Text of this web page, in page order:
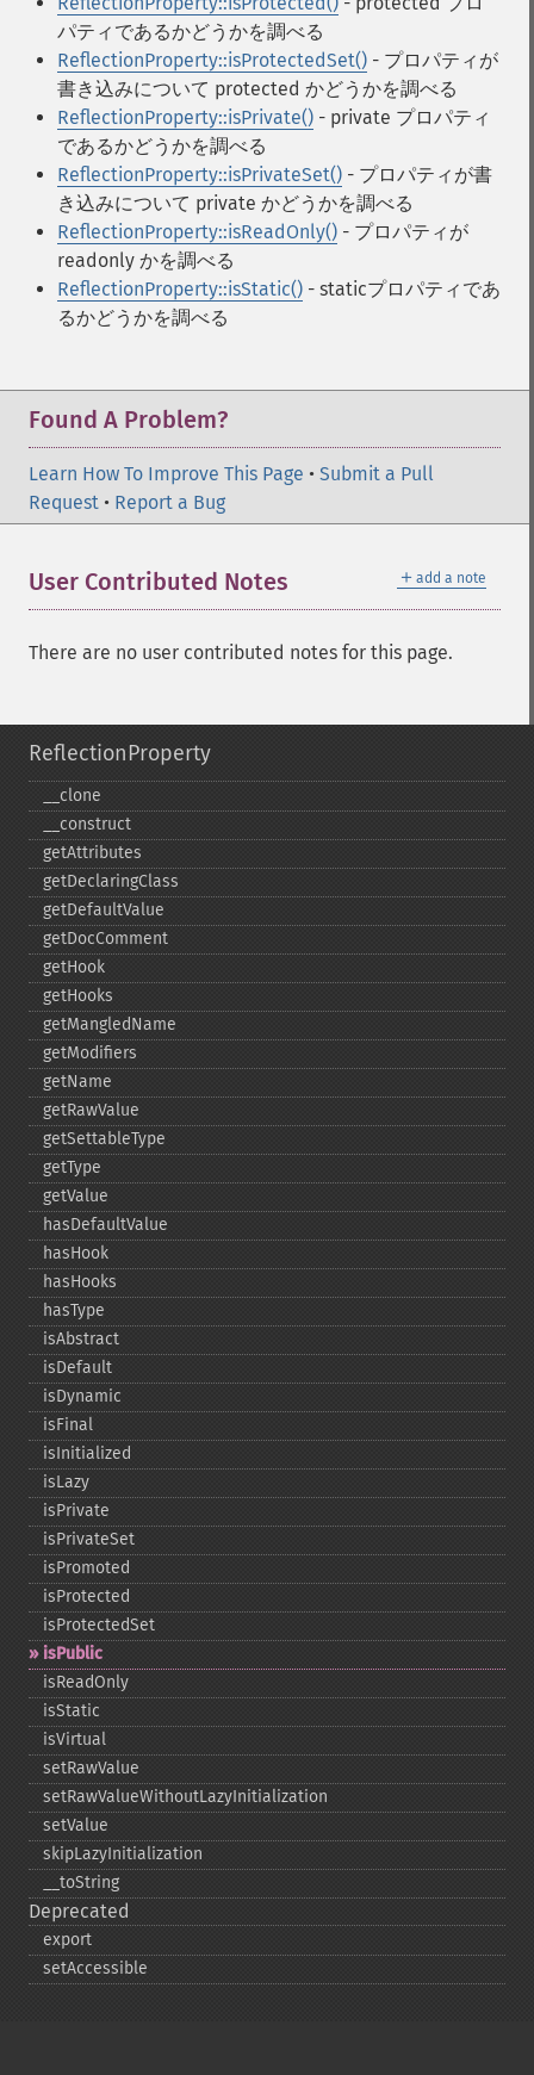
パティであるかどうかを調べる
ReflectionProperty::isProtectedSet() - プロパティが
書き込みについて protected かどうかを調べる
ReflectionProperty::isPrivate() - private プロパティ
であるかどうかを調べる
ReflectionProperty::isPrivateSet() - プロパティが書
き込みについて private かどうかを調べる
ReflectionProperty::isReadOnly() - プロパティが
readonly かを調べる
ReflectionProperty::isStatic() - staticプロパティであ
るかどうかを調べる
Found A Problem?
Learn How To Improve This Page • Submit a Pull
Request • Report a Bug
＋ add a note
User Contributed Notes
There are no user contributed notes for this page.
ReflectionProperty
_​_​clone
_​_​construct
getAttributes
getDeclaringClass
getDefaultValue
getDocComment
getHook
getHooks
getMangledName
getModifiers
getName
getRawValue
getSettableType
getType
getValue
hasDefaultValue
hasHook
hasHooks
hasType
isAbstract
isDefault
isDynamic
isFinal
isInitialized
isLazy
isPrivate
isPrivateSet
isPromoted
isProtected
isProtectedSet
isPublic
isReadOnly
isStatic
isVirtual
setRawValue
setRawValueWithoutLazyInitialization
setValue
skipLazyInitialization
_​_​toString
Deprecated
export
setAccessible